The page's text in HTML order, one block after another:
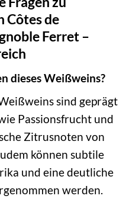
Côtes de
Ferret –
dieses Weißweins?
sind geprägt
Passionsfrucht und
Zitrusnoten von
können subtile
und eine deutliche
werden.